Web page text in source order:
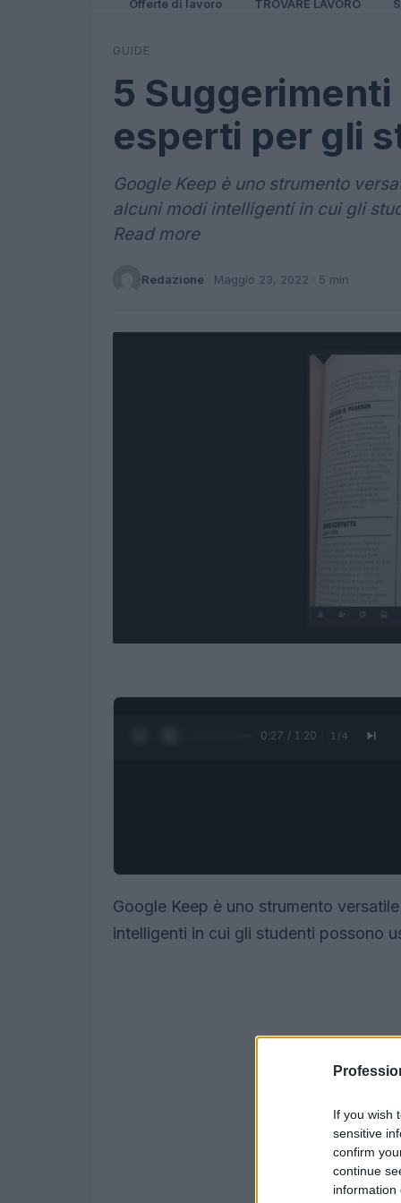
If you wish
sensitive
confirm
continue
information
Offerte di lavoro TROVARE LAVORO
GUIDE
5 Suggerimenti
esperti per gli
Google Keep è uno strumento
alcuni modi intelligenti in cui gli
Read more
Redazione · Maggio 23, 2022 · 5 min
0:28 / 1:20 1 /4
Google Keep è uno strumento
intelligenti in cui gli studenti possono